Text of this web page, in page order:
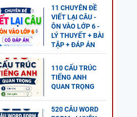
11 CHUYÊN ĐỀ
VIẾT LẠI CÂU -
ÔN VÀO LỚP 6 -
LÝ THUYẾT + BÀI
TẬP + ĐÁP ÁN
110 CẤU TRÚC
TIẾNG ANH
QUAN TRỌNG
520 CÂU WORD